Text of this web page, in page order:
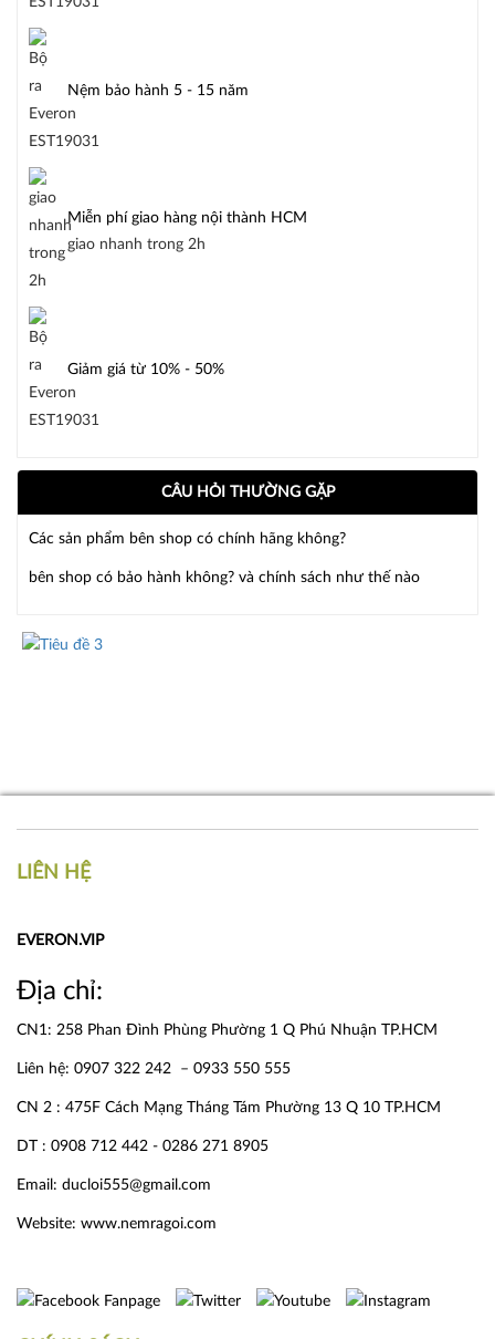
Nệm bảo hành 5 - 15 năm
Miễn phí giao hàng nội thành HCM
giao nhanh trong 2h
Giảm giá từ 10% - 50%
CÂU HỎI THƯỜNG GẶP
Các sản phẩm bên shop có chính hãng không?
bên shop có bảo hành không? và chính sách như thế nào
LIÊN HỆ
EVERON.VIP
Địa chỉ:
CN1: 258 Phan Đình Phùng Phường 1 Q Phú Nhuận TP.HCM
Liên hệ: 0907 322 242 – 0933 550 555
CN 2 : 475F Cách Mạng Tháng Tám Phường 13 Q 10 TP.HCM
DT : 0908 712 442 - 0286 271 8905
Email: ducloi555@gmail.com
Website: www.nemragoi.com